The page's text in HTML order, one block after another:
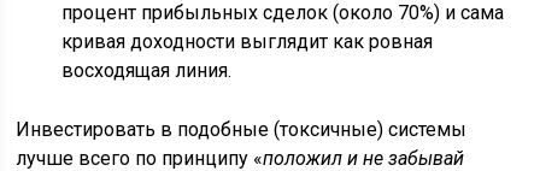
процент прибыльных сделок (около 70%) и сама
кривая доходности выглядит как ровная
восходящая линия.
Инвестировать в подобные (токсичные) системы
лучше всего по принципу «положил и не забывай